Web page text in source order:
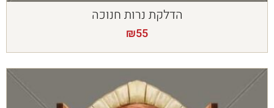
הדלקת נרות חנוכה
₪55